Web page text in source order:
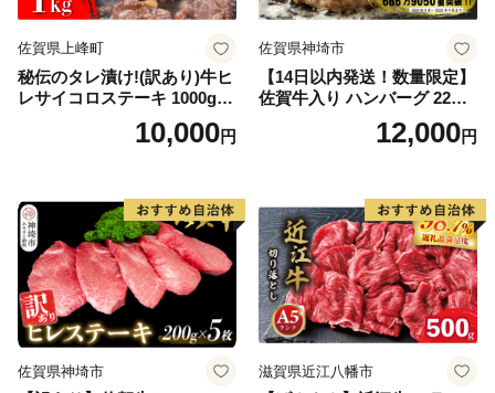
佐賀県上峰町
秘伝のタレ漬け!(訳あり)牛ヒ
レサイコロステーキ 1000g
10,000円
佐賀県神埼市
【14日以内発送！数量限定】
佐賀牛入り ハンバーグ 22個
2.6kg(120g×22個)【佐賀牛
黒毛和牛 ブランド牛 九州 ハ
気】(H083106)
12,000円
佐賀県神埼市 滋賀県近江八幡市